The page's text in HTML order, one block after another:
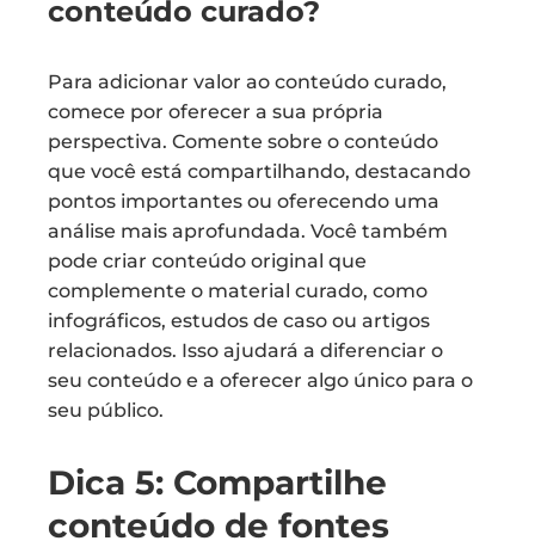
conteúdo curado?
Para adicionar valor ao conteúdo curado,
comece por oferecer a sua própria
perspectiva. Comente sobre o conteúdo
que você está compartilhando, destacando
pontos importantes ou oferecendo uma
análise mais aprofundada. Você também
pode criar conteúdo original que
complemente o material curado, como
infográficos, estudos de caso ou artigos
relacionados. Isso ajudará a diferenciar o
seu conteúdo e a oferecer algo único para o
seu público.
Dica 5: Compartilhe
conteúdo de fontes